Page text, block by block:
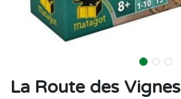
La Route des Vignes